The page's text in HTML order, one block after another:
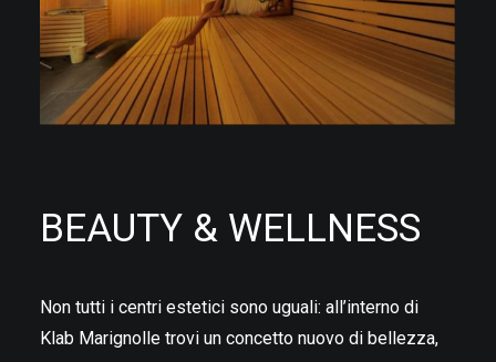
BEAUTY & WELLNESS
Non tutti i centri estetici sono uguali: all’interno di
Klab Marignolle trovi un concetto nuovo di bellezza,